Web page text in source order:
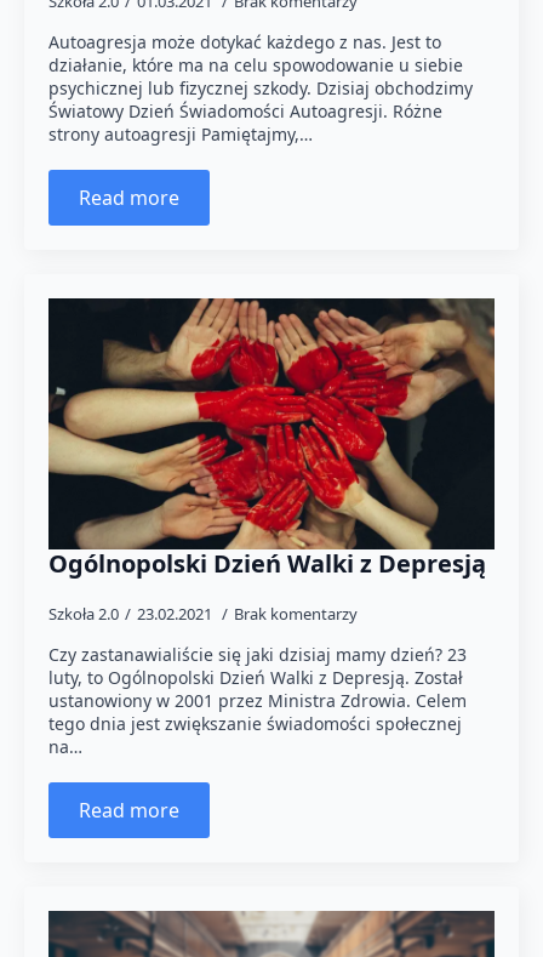
Autoagresja może dotykać każdego z nas. Jest to
działanie, które ma na celu spowodowanie u siebie
psychicznej lub fizycznej szkody. Dzisiaj obchodzimy
Światowy Dzień Świadomości Autoagresji. Różne
strony autoagresji Pamiętajmy,…
Read more
Ogólnopolski Dzień Walki z Depresją
Szkoła 2.0 23.02.2021 Brak komentarzy
Czy zastanawialiście się jaki dzisiaj mamy dzień? 23
luty, to Ogólnopolski Dzień Walki z Depresją. Został
ustanowiony w 2001 przez Ministra Zdrowia. Celem
tego dnia jest zwiększanie świadomości społecznej
na…
Read more